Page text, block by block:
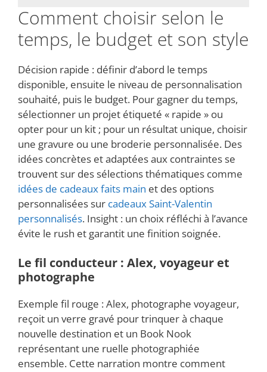
Comment choisir selon le
temps, le budget et son style
Décision rapide : définir d’abord le temps
disponible, ensuite le niveau de personnalisation
souhaité, puis le budget. Pour gagner du temps,
sélectionner un projet étiqueté « rapide » ou
opter pour un kit ; pour un résultat unique, choisir
une gravure ou une broderie personnalisée. Des
idées concrètes et adaptées aux contraintes se
trouvent sur des sélections thématiques comme
idées de cadeaux faits main et des options
personnalisées sur cadeaux Saint-Valentin
personnalisés. Insight : un choix réfléchi à l’avance
évite le rush et garantit une finition soignée.
Le fil conducteur : Alex, voyageur et
photographe
Exemple fil rouge : Alex, photographe voyageur,
reçoit un verre gravé pour trinquer à chaque
nouvelle destination et un Book Nook
représentant une ruelle photographiée
ensemble. Cette narration montre comment